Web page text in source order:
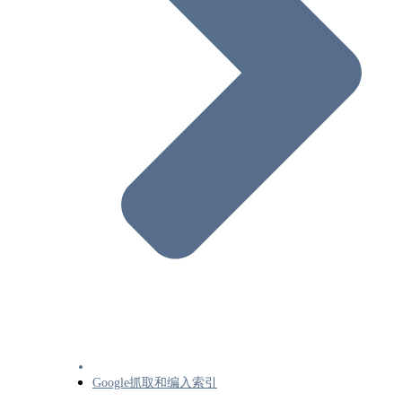
影响您在Google搜索中的署名日期
定义要在搜索结果中显示的网站图标（Favicon）
经过翻译的功能-1 Google搜索中的翻译搜索结果
经过翻译的功能-2 让广告网络能够使用与翻译相
的Google搜索功能
精选摘要和您的网站
使内容出现在Google探索中
Google搜索结果中的网站名称
搜索结果中的站点链接
在Google上启用网络故事、创建网络故事的最佳
本地功能-3 退出Google Local
Google抓取和编入索引